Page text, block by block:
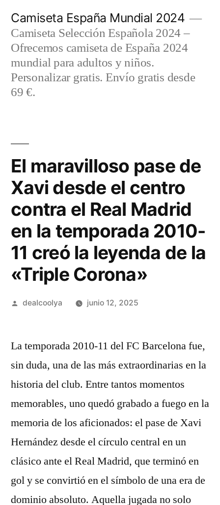
contenido
Camiseta España Mundial 2024
Camiseta Selección Española 2024 –
Ofrecemos camiseta de España 2024
mundial para adultos y niños.
Personalizar gratis. Envío gratis desde
69 €.
El maravilloso pase de
Xavi desde el centro
contra el Real Madrid
en la temporada 2010-
11 creó la leyenda de la
«Triple Corona»
Publicado
dealcoolya junio 12, 2025
La temporada 2010-11 del FC Barcelona fue,
sin duda, una de las más extraordinarias en la
historia del club. Entre tantos momentos
memorables, uno quedó grabado a fuego en la
memoria de los aficionados: el pase de Xavi
Hernández desde el círculo central en un
clásico ante el Real Madrid, que terminó en
gol y se convirtió en el símbolo de una era de
dominio absoluto. Aquella jugada no solo